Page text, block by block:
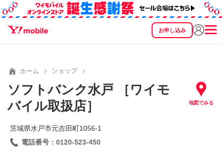
お申し込み
SEARCH
ホーム ショップ
ソフトバンク水戸 ［ワイモ
バイル取扱店］
地図でみる
茨城県水戸市元吉田町1056‐1
電話番号：0120-523-450